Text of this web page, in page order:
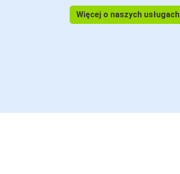
Więcej o naszych usługach